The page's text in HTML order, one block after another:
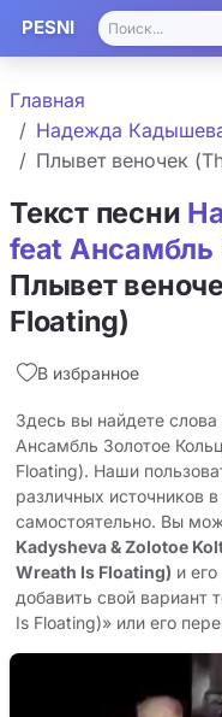
PESNI
Главная
Надежда
Плывет веночек
Текст песни
feat Ансамбль
Плывет
Floating)
В избранное
Здесь вы найдете
Ансамбль Золотое
Floating). Наши
различных источников
самостоятельно. Вы
Kadysheva & Zolotoe
Wreath Is Floating) и
добавить свой вариант
Is Floating)» или его